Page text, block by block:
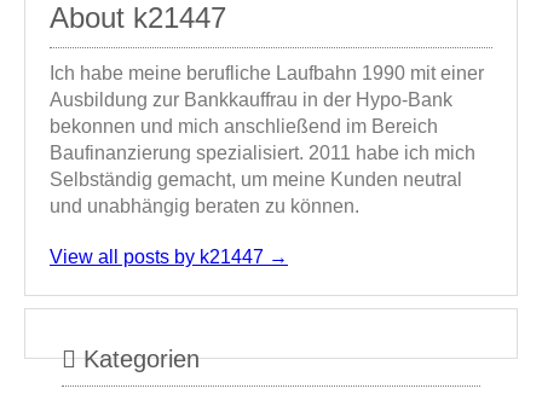
About k21447
Ich habe meine berufliche Laufbahn 1990 mit einer
Ausbildung zur Bankkauffrau in der Hypo-Bank
bekonnen und mich anschließend im Bereich
Baufinanzierung spezialisiert. 2011 habe ich mich
Selbständig gemacht, um meine Kunden neutral
und unabhängig beraten zu können.
View all posts by k21447 →
Kategorien